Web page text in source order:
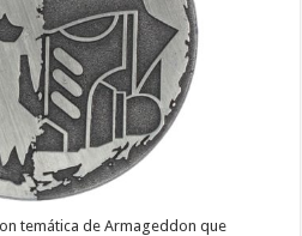
temática de Armageddon que